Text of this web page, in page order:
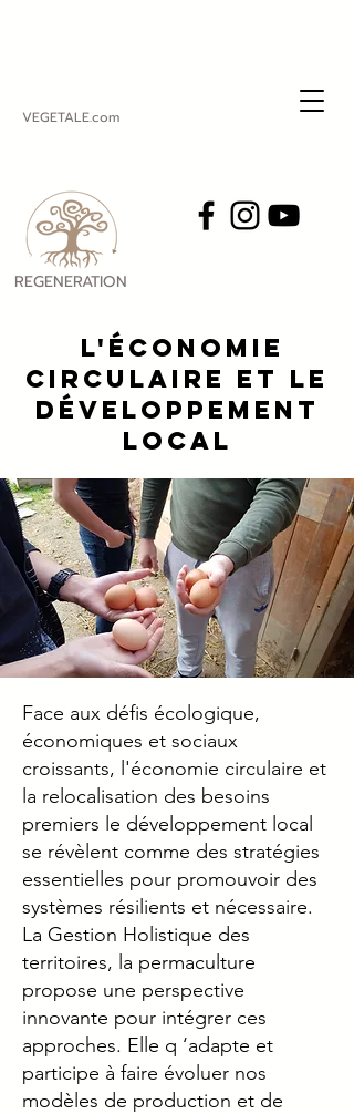
VEGETALE.com
REGENERATION
l'économie
circulaire et le
développement
local
Face aux défis écologique,
économiques et sociaux
croissants, l'économie circulaire et
la relocalisation des besoins
premiers le développement local
se révèlent comme des stratégies
essentielles pour promouvoir des
systèmes résilients et nécessaire.
La Gestion Holistique des
territoires, la permaculture
propose une perspective
innovante pour intégrer ces
approches. Elle q ‘adapte et
participe à faire évoluer nos
modèles de production et de